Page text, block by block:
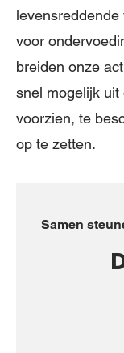
voor
breiden onze
snel mogelijk
voorzien, te
op te zetten.
Samen